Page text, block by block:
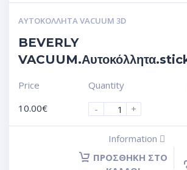
ΑΥΤΟΚΌΛΛΗΤΑ VACUUM 3D
BEVERLY
Price
10.00€
Quantity
-
+
Information
ΠΡΟΣΘΉΚΗ ΣΤΟ